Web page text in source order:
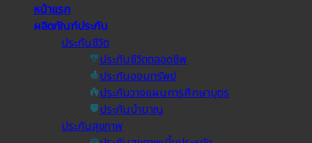
หน้าแรก
ผลิตภัณฑ์ประกัน
ประกันชีวิต
ประกันชีวิตตลอดชีพ
ประกันออมทรัพย์
ประกันวางแผนการศึกษาบุตร
ประกันบำนาญ
ประกันสุขภาพ